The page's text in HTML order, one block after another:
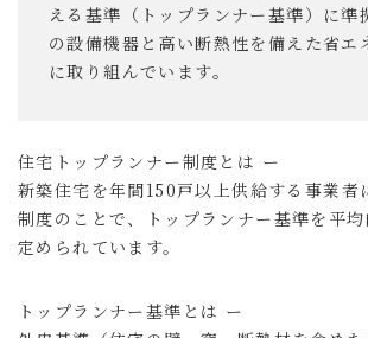
える基準（トップランナー基準）に準
の設備機器と高い断熱性を備えた省エ
に取り組んでいます。
住宅トップランナー制度とは ー
新築住宅を年間150戸以上供給する事業者
制度のことで、トップランナー基準を平
定められています。
トップランナー基準とは ー